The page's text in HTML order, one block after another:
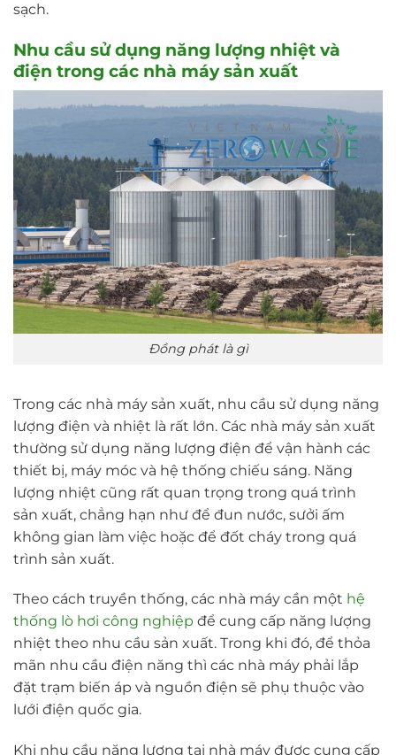
sạch.
Nhu cầu sử dụng năng lượng nhiệt và
điện trong các nhà máy sản xuất
Đồng phát là gì
Trong các nhà máy sản xuất, nhu cầu sử dụng năng
lượng điện và nhiệt là rất lớn. Các nhà máy sản xuất
thường sử dụng năng lượng điện để vận hành các
thiết bị, máy móc và hệ thống chiếu sáng. Năng
lượng nhiệt cũng rất quan trọng trong quá trình
sản xuất, chẳng hạn như để đun nước, sưởi ấm
không gian làm việc hoặc để đốt cháy trong quá
trình sản xuất.
Theo cách truyền thống, các nhà máy cần một hệ
thống lò hơi công nghiệp để cung cấp năng lượng
nhiệt theo nhu cầu sản xuất. Trong khi đó, để thỏa
mãn nhu cầu điện năng thì các nhà máy phải lắp
đặt trạm biến áp và nguồn điện sẽ phụ thuộc vào
lưới điện quốc gia.
Khi nhu cầu năng lượng tại nhà máy được cung cấp